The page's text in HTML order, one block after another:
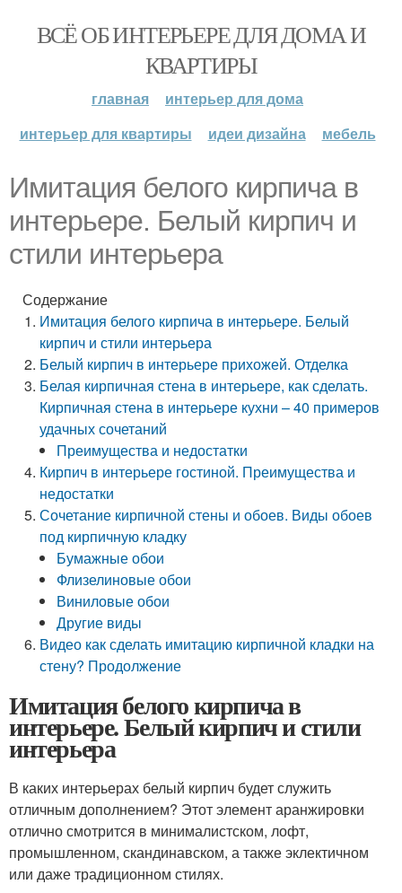
ВСЁ ОБ ИНТЕРЬЕРЕ ДЛЯ ДОМА И
КВАРТИРЫ
главная
интерьер для дома
интерьер для квартиры
идеи дизайна мебель
Имитация белого кирпича в
интерьере. Белый кирпич и
стили интерьера
Содержание
Имитация белого кирпича в интерьере. Белый
кирпич и стили интерьера
Белый кирпич в интерьере прихожей. Отделка
Белая кирпичная стена в интерьере, как сделать.
Кирпичная стена в интерьере кухни – 40 примеров
удачных сочетаний
Преимущества и недостатки
Кирпич в интерьере гостиной. Преимущества и
недостатки
Сочетание кирпичной стены и обоев. Виды обоев
под кирпичную кладку
Бумажные обои
Флизелиновые обои
Виниловые обои
Другие виды
Видео как сделать имитацию кирпичной кладки на
стену? Продолжение
Имитация белого кирпича в
интерьере. Белый кирпич и стили
интерьера
В каких интерьерах белый кирпич будет служить
отличным дополнением? Этот элемент аранжировки
отлично смотрится в минималистском, лофт,
промышленном, скандинавском, а также эклектичном
или даже традиционном стилях.